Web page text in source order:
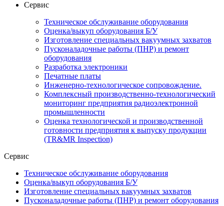
Сервис
Техническое обслуживание оборудования
Оценка/выкуп оборудования Б/У
Изготовление специальных вакуумных захватов
Пусконаладочные работы (ПНР) и ремонт
оборудования
Разработка электроники
Печатные платы
Инженерно-технологическое сопровождение.
Комплексный производственно-технологический
мониторинг предприятия радиоэлектронной
промышленности
Оценка технологической и производственной
готовности предприятия к выпуску продукции
(TR&MR Inspection)
Сервис
Техническое обслуживание оборудования
Оценка/выкуп оборудования Б/У
Изготовление специальных вакуумных захватов
Пусконаладочные работы (ПНР) и ремонт оборудования